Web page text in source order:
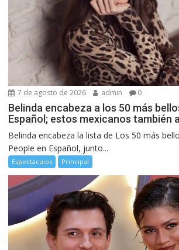
7 de agosto de 2026 admin 0
Belinda encabeza a los 50 más
Español; estos mexicanos también
Belinda encabeza la lista de Los 50 más
People en Español, junto...
Espectáculos Principal